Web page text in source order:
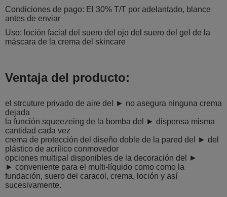
Condiciones de pago: El 30% T/T por adelantado, blance
antes de enviar
Uso: loción facial del suero del ojo del suero del gel de la
máscara de la crema del skincare
Ventaja del producto:
el strcuture privado de aire del ► no asegura ninguna crema
dejada
la función squeezeing de la bomba del ► dispensa misma
cantidad cada vez
crema de protección del diseño doble de la pared del ► del
plástico de acrílico conmovedor
opciones multipal disponibles de la decoración del ►
► conveniente para el multi-líquido como como la
fundación, suero del caracol, crema, loción y así
sucesivamente.